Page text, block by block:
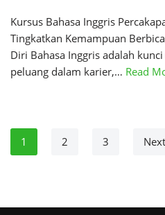
Kursus Bahasa Inggris
Tingkatkan Kemampuan
Diri Bahasa Inggris adalah
peluang dalam karier,… Read
1 2 3